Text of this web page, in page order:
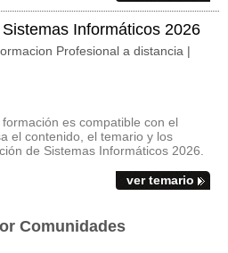
Informáticos 2026
Profesional a distancia |
es compatible con el
el contenido, el temario y los
de Sistemas Informáticos 2026.
ver temario
Comunidades